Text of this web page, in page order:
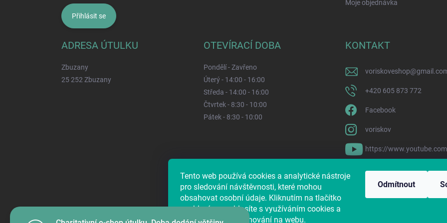
Tento web používá cookies a analytické nástroje
pro sledování návštěvnosti, které mohou
obsahovat osobní údaje. Kliknutím na tlačítko
souhlasím, souhlasíte s využíváním cookies a
předáním údajů o chování na webu.
Odmítnout
Přihlásit se
Moje objednávka
ADRESA ÚTULKU
Zbuzany
25 252 Zbuzany
OTEVÍRACÍ DOBA
Pondělí - Zavřeno
Úterý - 14:00 - 16:00
Středa - 14:00 - 16:00
Čtvrtek - 8:30 - 10:00
Pátek - 8:30 - 10:00
KONTAKT
voriskoveshop@
+420 605 873 772
Facebook
voriskov
https://
Najdete nás i na Pesvnouzi.cz Jak nám pomůžete?